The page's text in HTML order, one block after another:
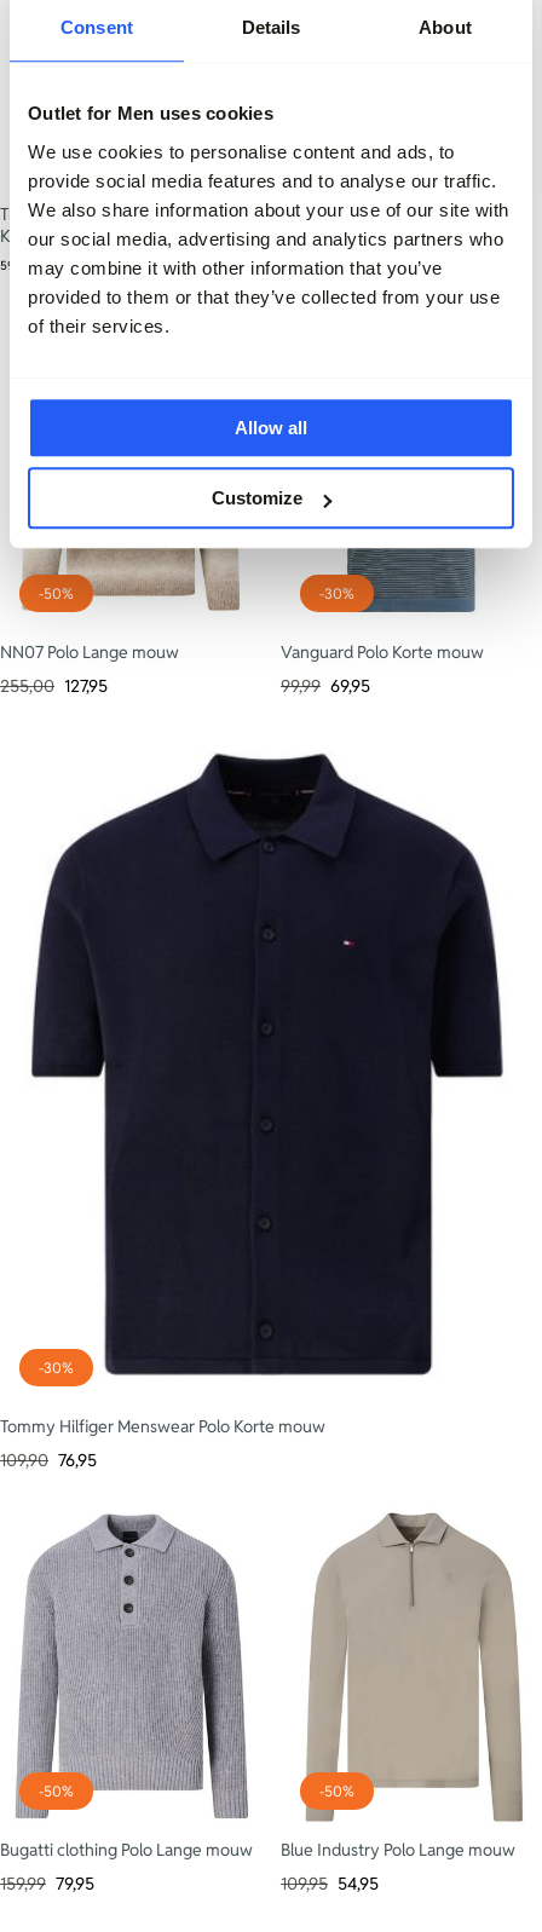
Consent Details About
Outlet for Men uses cookies
We use cookies to personalise content and ads, to
provide social media features and to analyse our traffic.
We also share information about your use of our site with
our social media, advertising and analytics partners who
may combine it with other information that you’ve
provided to them or that they’ve collected from your use
of their services.
Allow all
Customize
3 voor 99,95
The BLUEPRINT Premium Polo
Korte mouw
59,95
-30%
Genti Polo Korte mouw
149,95 104,95
-50%
NN07 Polo Lange mouw
255,00 127,95
-30%
Vanguard Polo Korte mouw
99,99 69,95
-30%
Tommy Hilfiger Menswear Polo Korte mouw
109,90 76,95
-50%
Bugatti clothing Polo Lange mouw
159,99 79,95
-50%
Blue Industry Polo Lange mouw
109,95 54,95